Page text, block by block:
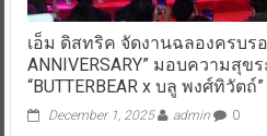
เอ็ม ดิสทริค จัดงานฉลองครบรอ
ANNIVERSARY” มอบความสุ
“BUTTERBEAR x บลู พงศ์ทิวัต
December 1, 2025 admin 0